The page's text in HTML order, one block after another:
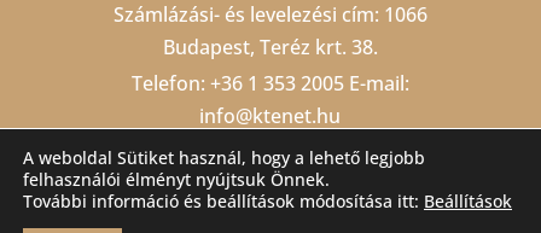
Számlázási- és levelezési cím: 1066
Budapest, Teréz krt. 38.
Telefon: +36 1 353 2005 E-mail:
info@ktenet.hu
Adószám: 19815709-2-42 Cégjegyzékszám:
01 02 000403Számlaszám: 10200823-
A weboldal Sütiket használ, hogy a lehető legjobb
felhasználói élményt nyújtsuk Önnek.
További információ és beállítások módosítása itt: Beállítások